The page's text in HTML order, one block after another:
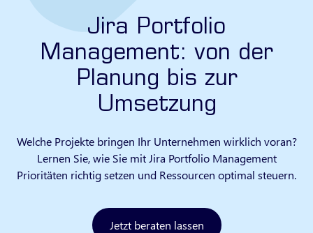
Jira Portfolio
Management: von der
Planung bis zur
Umsetzung
Welche Projekte bringen Ihr Unternehmen wirklich voran?
Lernen Sie, wie Sie mit Jira Portfolio Management
Prioritäten richtig setzen und Ressourcen optimal steuern.
Jetzt beraten lassen